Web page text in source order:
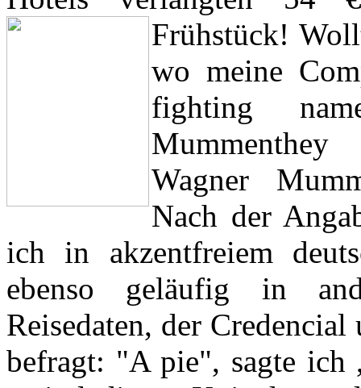
Frühstück!
wo meine
fighting
Wagner
Nach der
ich in akzentfreiem
ebenso geläufig in
Reisedaten, der
befragt: "A pie", sagte